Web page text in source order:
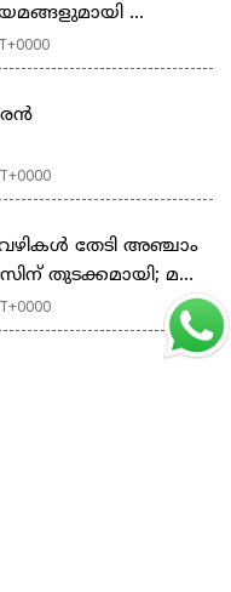
...
തേടി അഞ്ചാം
തുടക്കമായി; മ...